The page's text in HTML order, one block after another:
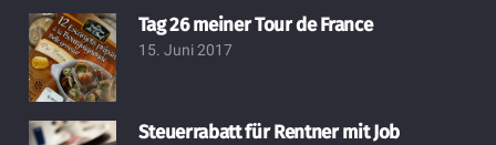
Tag 26 meiner Tour de France
15. Juni 2017
Steuerrabatt für Rentner mit Job